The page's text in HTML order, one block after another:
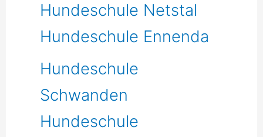
Hundeschule Netstal
Hundeschule Ennenda
Hundeschule
Schwanden
Hundeschule